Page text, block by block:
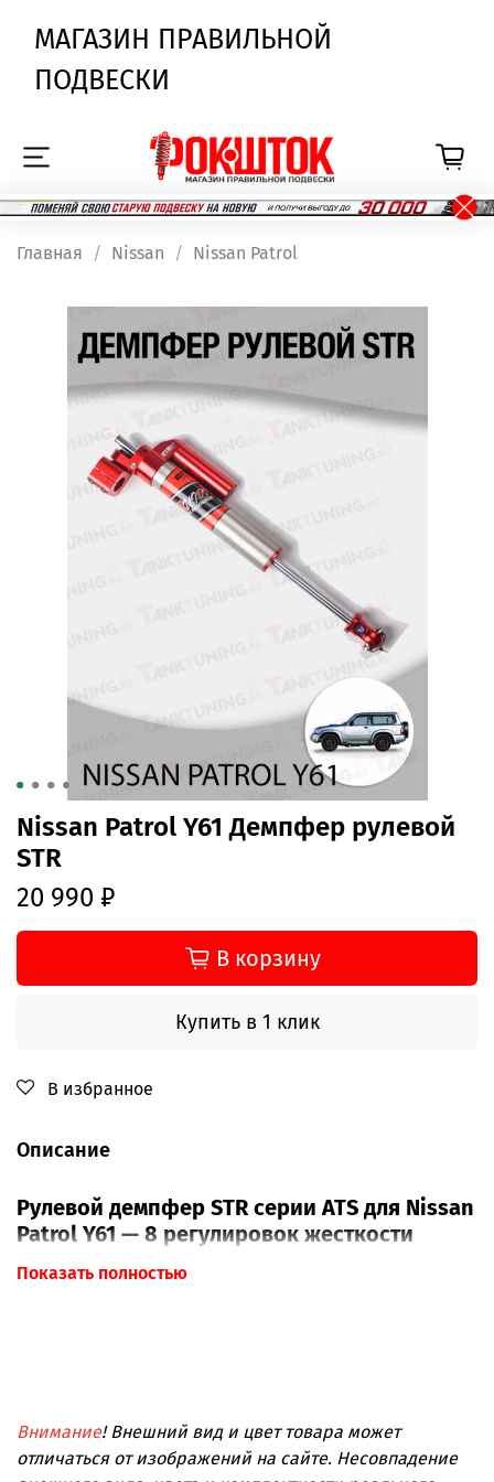
МАГАЗИН ПРАВИЛЬНОЙ
ПОДВЕСКИ
Главная Nissan Nissan Patrol
Nissan Patrol Y61 Демпфер рулевой
STR
20 990 ₽
В корзину
Купить в 1 клик
В избранное
Описание
Рулевой демпфер STR серии ATS для Nissan
Patrol Y61 — 8 регулировок жесткости
Рулевой демпфер STR серии ATS для Nissan Patrol Y61
Главная особенность модели — 8 положений
регулировки жёсткости. Демпфер можно подстроить
Показать полностью
Внимание! Внешний вид и цвет товара может
отличаться от изображений на сайте. Несовпадение